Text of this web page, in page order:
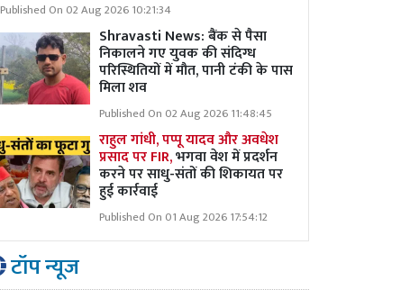
Published On 02 Aug 2026 10:21:34
Shravasti News: बैंक से पैसा
निकालने गए युवक की संदिग्ध
परिस्थितियों में मौत, पानी टंकी के पास
मिला शव
Published On 02 Aug 2026 11:48:45
राहुल गांधी, पप्पू यादव और अवधेश
प्रसाद पर FIR,भगवा वेश में प्रदर्शन
करने पर साधु-संतों की शिकायत पर
हुई कार्रवाई
Published On 01 Aug 2026 17:54:12
टॉप न्यूज